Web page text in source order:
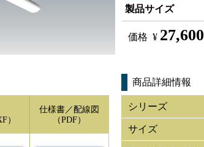
製品サイズ
価格 ¥ 27,600
）
仕様書／配線図
（PDF）
商品詳細情報
シリーズ
サイズ